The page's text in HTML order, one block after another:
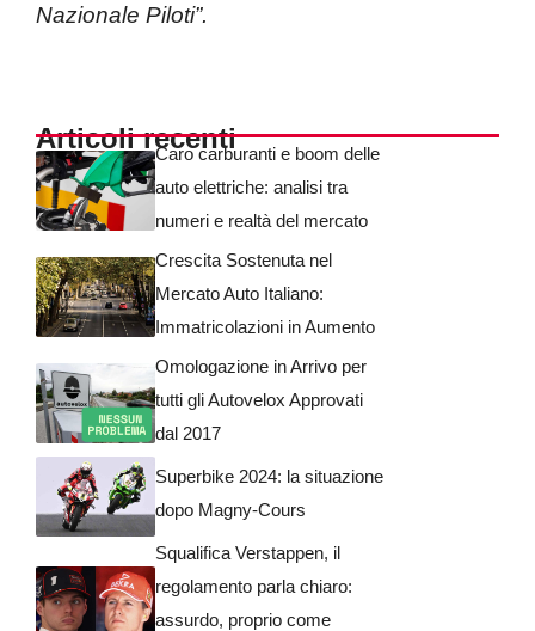
Nazionale Piloti”.
Articoli recentiCaro carburanti e boom delle
auto elettriche: analisi tra
numeri e realtà del mercato
Crescita Sostenuta nel
Mercato Auto Italiano:
Immatricolazioni in Aumento
Omologazione in Arrivo per
tutti gli Autovelox Approvati
dal 2017
Superbike 2024: la situazione
dopo Magny-Cours
Squalifica Verstappen, il
regolamento parla chiaro:
assurdo, proprio come